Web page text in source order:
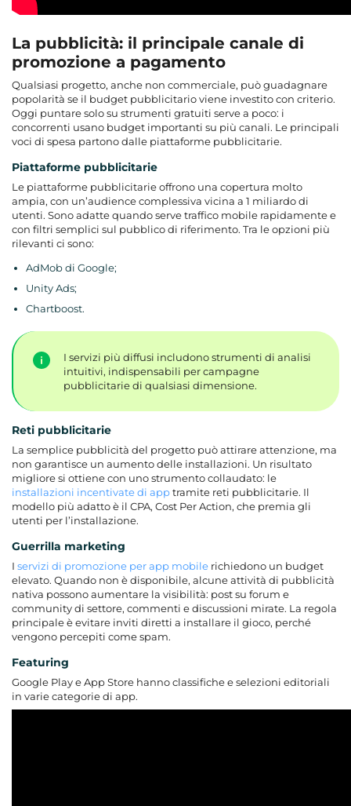
La pubblicità: il principale canale di
promozione a pagamento
Qualsiasi progetto, anche non commerciale, può guadagnare
popolarità se il budget pubblicitario viene investito con criterio.
Oggi puntare solo su strumenti gratuiti serve a poco: i
concorrenti usano budget importanti su più canali. Le principali
voci di spesa partono dalle piattaforme pubblicitarie.
Piattaforme pubblicitarie
Le piattaforme pubblicitarie offrono una copertura molto
ampia, con un’audience complessiva vicina a 1 miliardo di
utenti. Sono adatte quando serve traffico mobile rapidamente e
con filtri semplici sul pubblico di riferimento. Tra le opzioni più
rilevanti ci sono:
AdMob di Google;
Unity Ads;
Chartboost.
I servizi più diffusi includono strumenti di analisi
intuitivi, indispensabili per campagne
pubblicitarie di qualsiasi dimensione.
Reti pubblicitarie
La semplice pubblicità del progetto può attirare attenzione, ma
non garantisce un aumento delle installazioni. Un risultato
migliore si ottiene con uno strumento collaudato: le
installazioni incentivate di apptramite reti pubblicitarie. Il
modello più adatto è il CPA, Cost Per Action, che premia gli
utenti per l’installazione.
Guerrilla marketing
I servizi di promozione per app mobile richiedono un budget
elevato. Quando non è disponibile, alcune attività di pubblicità
nativa possono aumentare la visibilità: post su forum e
community di settore, commenti e discussioni mirate. La regola
principale è evitare inviti diretti a installare il gioco, perché
vengono percepiti come spam.
Featuring
Google Play e App Store hanno classifiche e selezioni editoriali
in varie categorie di app.